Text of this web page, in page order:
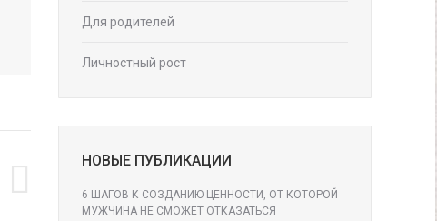
Для родителей
Личностный рост
НОВЫЕ ПУБЛИКАЦИИ
6 ШАГОВ К СОЗДАНИЮ ЦЕННОСТИ, ОТ КОТОРОЙ
МУЖЧИНА НЕ СМОЖЕТ ОТКАЗАТЬСЯ